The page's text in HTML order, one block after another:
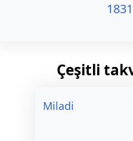
1831
Çeşitli
Miladi